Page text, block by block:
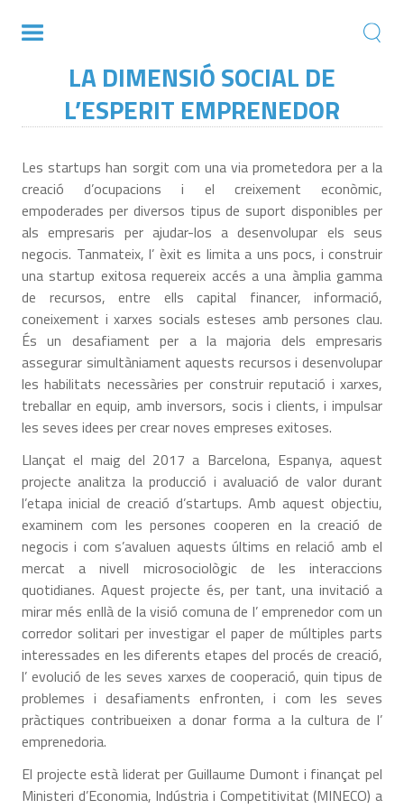
LA DIMENSIÓ SOCIAL DE
L’ESPERIT EMPRENEDOR
Les startups han sorgit com una via prometedora per a la
creació d’ocupacions i el creixement econòmic,
empoderades per diversos tipus de suport disponibles per
als empresaris per ajudar-los a desenvolupar els seus
negocis. Tanmateix, l’ èxit es limita a uns pocs, i construir
una startup exitosa requereix accés a una àmplia gamma
de recursos, entre ells capital financer, informació,
coneixement i xarxes socials esteses amb persones clau.
És un desafiament per a la majoria dels empresaris
assegurar simultàniament aquests recursos i desenvolupar
les habilitats necessàries per construir reputació i xarxes,
treballar en equip, amb inversors, socis i clients, i impulsar
les seves idees per crear noves empreses exitoses.
Llançat el maig del 2017 a Barcelona, Espanya, aquest
projecte analitza la producció i avaluació de valor durant
l’etapa inicial de creació d’startups. Amb aquest objectiu,
examinem com les persones cooperen en la creació de
negocis i com s’avaluen aquests últims en relació amb el
mercat a nivell microsociològic de les interaccions
quotidianes. Aquest projecte és, per tant, una invitació a
mirar més enllà de la visió comuna de l’ emprenedor com un
corredor solitari per investigar el paper de múltiples parts
interessades en les diferents etapes del procés de creació,
l’ evolució de les seves xarxes de cooperació, quin tipus de
problemes i desafiaments enfronten, i com les seves
pràctiques contribueixen a donar forma a la cultura de l’
emprenedoria.
El projecte està liderat per Guillaume Dumont i finançat pel
Ministeri d’Economia, Indústria i Competitivitat (MINECO) a